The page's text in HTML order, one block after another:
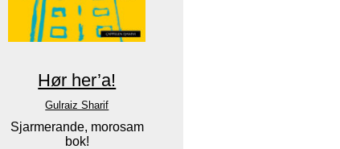
Hør her’a!
Gulraiz Sharif
Sjarmerande, morosam
bok!